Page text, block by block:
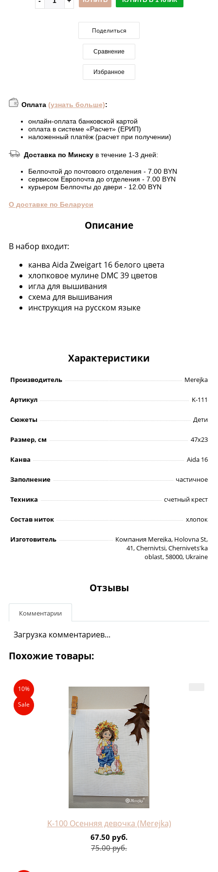
Поделиться
Сравнение
Избранное
Оплата (узнать больше):
онлайн-оплата банковской картой
оплата в системе «Расчет» (ЕРИП)
наложенный платёж (расчет при получении)
Доставка по Минску в течение 1-3 дней:
Белпочтой до почтового отделения - 7.00 BYN
сервисом Европочта до отделения - 7.00 BYN
курьером Белпочты до двери - 12.00 BYN
О доставке по Беларуси
Описание
В набор входит:
канва Aida Zweigart 16 белого цвета
хлопковое мулине DMC 39 цветов
игла для вышивания
схема для вышивания
инструкция на русском языке
Характеристики
Производитель Merejka
Артикул K-111
Сюжеты Дети
Размер, см 47х23
Канва Aida 16
Заполнение частичное
Техника счетный крест
Состав ниток хлопок
Изготовитель
Компания Merejka, Holovna St,
41, Chernivtsi, Chernivets'ka
oblast, 58000, Ukraine
Отзывы
Комментарии
Загрузка комментариев...
Похожие товары:
10%
Sale
K-100 Осенняя девочка (Merejka)
67.50 руб.
75.00 руб.